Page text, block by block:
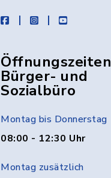
facebookinstagramyoutube
Öffnungszeiten
Bürger- und
Sozialbüro
Montag bis Donnerstag
08:00 - 12:30 Uhr
Montag zusätzlich